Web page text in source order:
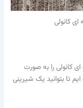
کانولی
کانولیرا به صورت
تا بتوانید یک